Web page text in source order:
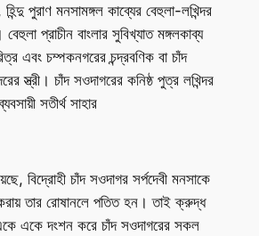
পুরাণ মনসামঙ্গল কাব্যের বেহুলা-লখিন্দর
প্রাচীন বাংলার সুবিখ্যাত মঙ্গলকাব্য
এবং চম্পকনগরের চন্দ্রবণিক বা চাঁদ
স্ত্রী। চাঁদ সওদাগরের কনিষ্ঠ পুত্র লখিন্দর
সতীর্থ সাহার
বিদ্রোহী চাঁদ সওদাগর সর্পদেবী মনসাকে
তার রোষানলে পতিত হন। তাই ক্রুদ্ধ
একে দংশন করে চাঁদ সওদাগরের সকল